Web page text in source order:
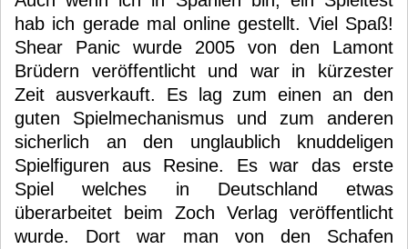
hab ich gerade mal online gestellt. Viel Spaß!
Shear Panic wurde 2005 von den Lamont
Brüdern veröffentlicht und war in kürzester
Zeit ausverkauft. Es lag zum einen an den
guten Spielmechanismus und zum anderen
sicherlich an den unglaublich knuddeligen
Spielfiguren aus Resine. Es war das erste
Spiel welches in Deutschland etwas
überarbeitet beim Zoch Verlag veröffentlicht
wurde. Dort war man von den Schafen